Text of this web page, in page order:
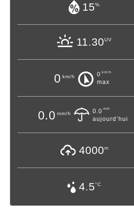
15%
11.30UV
0 km/h 0 km/h
max
0.0 mm/h 0.0 mm
aujourd’hui
4000m
4.5°C